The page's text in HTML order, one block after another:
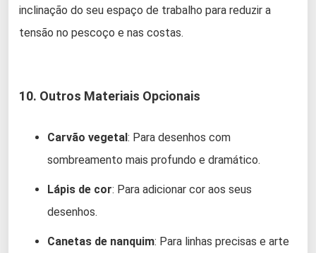
inclinação do seu espaço de trabalho para reduzir a
tensão no pescoço e nas costas.
10. Outros Materiais Opcionais
Carvão vegetal : Para desenhos com
sombreamento mais profundo e dramático.
Lápis de cor: Para adicionar cor aos seus
desenhos.
Canetas de nanquim: Para linhas precisas e arte